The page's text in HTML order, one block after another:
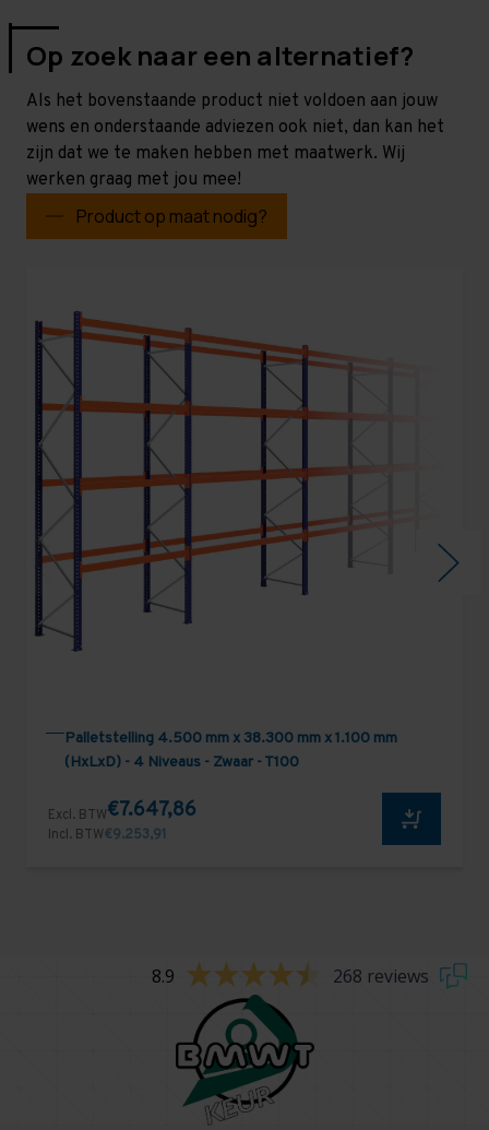
Op zoek naar een alternatief?
Als het bovenstaande product niet voldoen aan jouw
wens en onderstaande adviezen ook niet, dan kan het
zijn dat we te maken hebben met maatwerk. Wij
werken graag met jou mee!
Product op maat nodig?
Palletstelling 4.500 mm x 38.300 mm x 1.100 mm
(HxLxD) - 4 Niveaus - Zwaar - T100
Excl. BTW€7.647,86
Incl. BTW€9.253,91
8.9 268 reviews